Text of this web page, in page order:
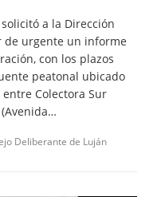
a la Dirección
de urgente un informe
con los plazos
peatonal ubicado
Colectora Sur
Deliberante de Luján